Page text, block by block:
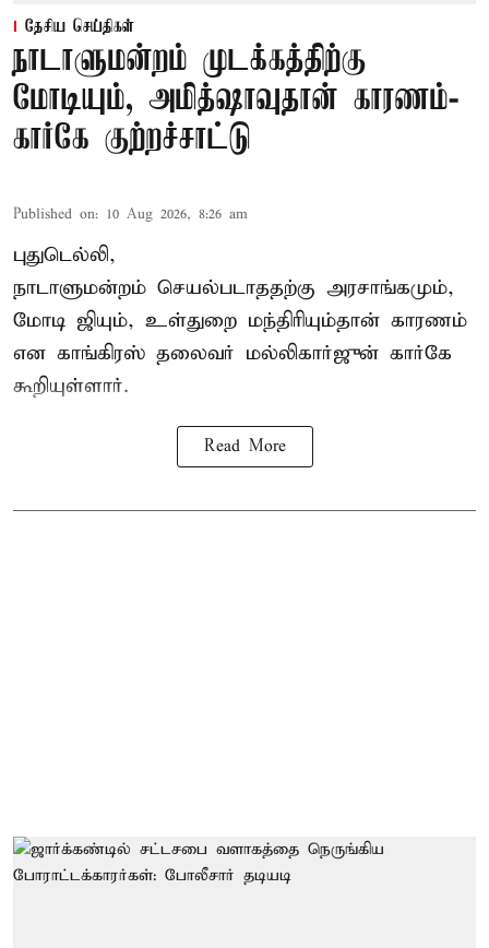
தேசிய செய்திகள்
நாடாளுமன்றம் முடக்கத்திற்கு
மோடியும், அமித்ஷாவுதான் காரணம்-
கார்கே குற்றச்சாட்டு
Published on: 10 Aug 2026, 8:26 am
புதுடெல்லி,
நாடாளுமன்றம் செயல்படாததற்கு அரசாங்கமும்,
மோடி ஜியும், உள்துறை மந்திரியும்தான் காரணம்
என காங்கிரஸ் தலைவர் மல்லிகார்ஜுன் கார்கே
கூறியுள்ளார்.
Read More